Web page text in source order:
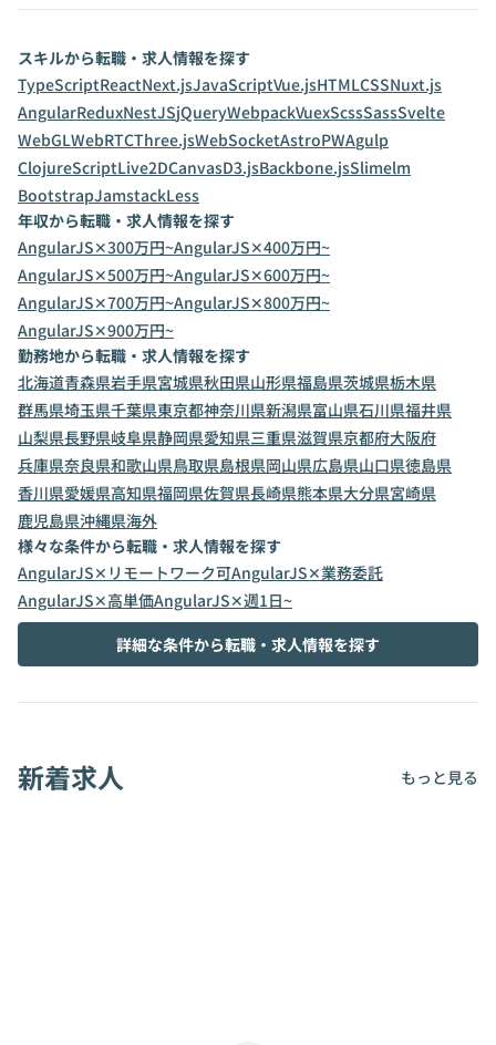
スキルから転職・求人情報を探す
TypeScriptReactNext.jsJavaScriptVue.jsHTMLCSSNuxt.js
AngularReduxNestJSjQueryWebpackVuexScssSassSvelte
WebGLWebRTCThree.jsWebSocketAstroPWAgulp
ClojureScriptLive2DCanvasD3.jsBackbone.jsSlimelm
BootstrapJamstackLess
年収から転職・求人情報を探す
AngularJS✕300万円~AngularJS✕400万円~
AngularJS✕500万円~AngularJS✕600万円~
AngularJS✕700万円~AngularJS✕800万円~
AngularJS✕900万円~
勤務地から転職・求人情報を探す
北海道青森県岩手県宮城県秋田県山形県福島県茨城県栃木県
群馬県埼玉県千葉県東京都神奈川県新潟県富山県石川県福井県
山梨県長野県岐阜県静岡県愛知県三重県滋賀県京都府大阪府
兵庫県奈良県和歌山県鳥取県島根県岡山県広島県山口県徳島県
香川県愛媛県高知県福岡県佐賀県長崎県熊本県大分県宮崎県
鹿児島県沖縄県海外
様々な条件から転職・求人情報を探す
AngularJS✕リモートワーク可AngularJS✕業務委託
AngularJS✕高単価AngularJS✕週1日~
詳細な条件から転職・求人情報を探す
新着求人 もっと見る